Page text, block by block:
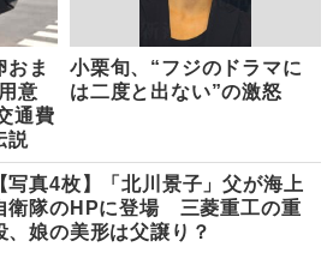
おま
意
通費
説
小栗旬、“フジのドラマに
は二度と出ない”の激怒
【写真4枚】「北川景子」父が海上
衛隊のHPに登場 三菱重工の重
、娘の美形は父譲り？